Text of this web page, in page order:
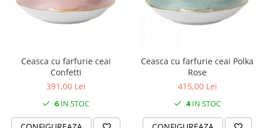
Ceasca cu farfurie ceai
Confetti
391,00 Lei
6 IN STOC
Ceasca cu farfurie ceai Polka
Rose
415,00 Lei
4IN STOC